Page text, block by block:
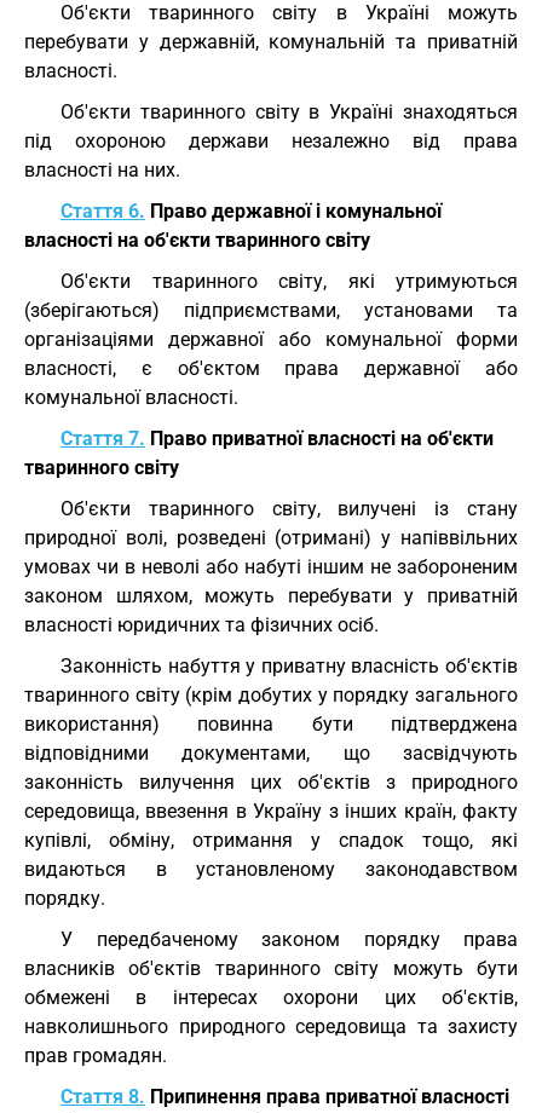
Об'єкти тваринного світу в Україні можуть
перебувати у державній, комунальній та приватній
власності.
Об'єкти тваринного світу в Україні знаходяться
під охороною держави незалежно від права
власності на них.
Стаття 6. Право державної і комунальної
власності на об'єкти тваринного світу
Об'єкти тваринного світу, які утримуються
(зберігаються) підприємствами, установами та
організаціями державної або комунальної форми
власності, є об'єктом права державної або
комунальної власності.
Стаття 7. Право приватної власності на об'єкти
тваринного світу
Об'єкти тваринного світу, вилучені із стану
природної волі, розведені (отримані) у напіввільних
умовах чи в неволі або набуті іншим не забороненим
законом шляхом, можуть перебувати у приватній
власності юридичних та фізичних осіб.
Законність набуття у приватну власність об'єктів
тваринного світу (крім добутих у порядку загального
використання) повинна бути підтверджена
відповідними документами, що засвідчують
законність вилучення цих об'єктів з природного
середовища, ввезення в Україну з інших країн, факту
купівлі, обміну, отримання у спадок тощо, які
видаються в установленому законодавством
порядку.
У передбаченому законом порядку права
власників об'єктів тваринного світу можуть бути
обмежені в інтересах охорони цих об'єктів,
навколишнього природного середовища та захисту
прав громадян.
Стаття 8. Припинення права приватної власності